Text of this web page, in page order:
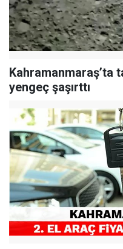
Kahramanmaraş’ta
yengeç şaşırttı